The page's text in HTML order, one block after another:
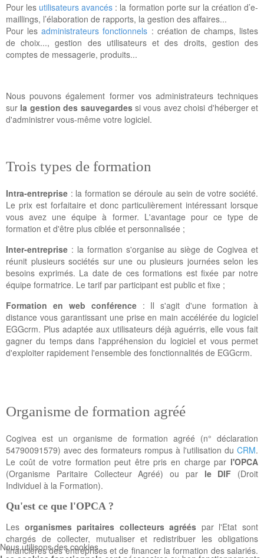
Pour les utilisateurs avancés : la formation porte sur la création d’e-
maillings, l’élaboration de rapports, la gestion des affaires...
Pour lesadministrateurs fonctionnels : création de champs, listes
de choix..., gestion des utilisateurs et des droits, gestion des
comptes de messagerie, produits...
Nous pouvons également former vos administrateurs techniques
sur la gestion des sauvegardessi vous avez choisi d'héberger et
d'administrer vous-même votre logiciel.
Trois types de formation
Intra-entreprise : la formation se déroule au sein de votre société.
Le prix est forfaitaire et donc particulièrement intéressant lorsque
vous avez une équipe à former. L'avantage pour ce type de
formation et d'être plus ciblée et personnalisée ;
Inter-entreprise : la formation s'organise au siège de Cogivea et
réunit plusieurs sociétés sur une ou plusieurs journées selon les
besoins exprimés. La date de ces formations est fixée par notre
équipe formatrice. Le tarif par participant est public et fixe ;
Formation en web conférence: Il s'agit d'une formation à
distance vous garantissant une prise en main accélérée du logiciel
EGGcrm. Plus adaptée aux utilisateurs déjà aguérris, elle vous fait
gagner du temps dans l'appréhension du logiciel et vous permet
d'exploiter rapidement l'ensemble des fonctionnalités de EGGcrm.
Organisme de formation agréé
Cogivea est un organisme de formation agréé (n° déclaration
54790091579) avec des formateurs rompus à l'utilisation du CRM.
Le coût de votre formation peut être pris en charge par l'OPCA
(Organisme Paritaire Collecteur Agréé) ou par le DIF (Droit
Individuel à la Formation).
Qu'est ce que l'OPCA ?
Les organismes paritaires collecteurs agréés par l'Etat sont
chargés de collecter, mutualiser et redistribuer les obligations
financières des entreprises et de financer la formation des salariés.
Nous utilisons des cookies